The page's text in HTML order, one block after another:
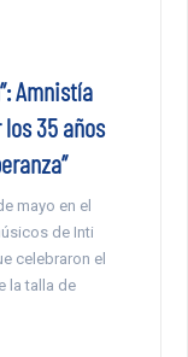
Amnistía
35 años
mayo en el
de Inti
celebraron el
la talla de